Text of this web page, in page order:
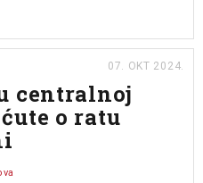
07. OKT 2024.
centralnoj
o ratu